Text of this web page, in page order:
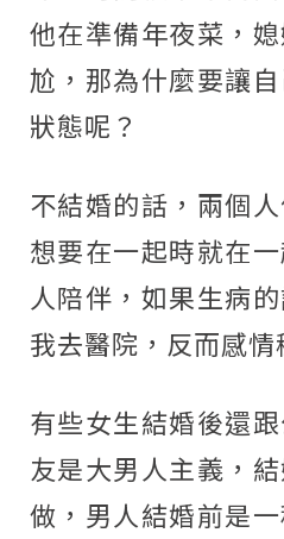
他在準備年夜菜，
尬，那為什麼要讓
狀態呢？
不結婚的話，兩個
想要在一起時就在
人陪伴，如果生病
我去醫院，反而感情
有些女生結婚後還
友是大男人主義，
做，男人結婚前是